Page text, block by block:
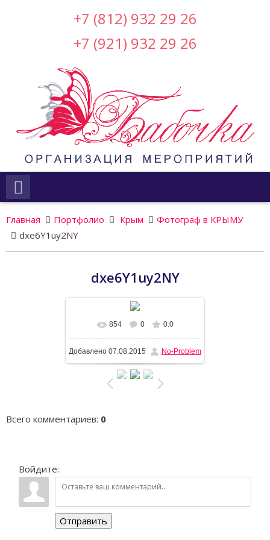
+7 (812) 932 29 26
+7 (921) 932 29 26
Главная Портфолио Крым
Фотограф в КРЫМУ
dxe6Y1uy2NY
dxe6Y1uy2NY
В реальном размере 1183x768
148.2Kb
854 0 0.0
Добавлено 07.08.2015 No-Problem
Всего комментариев: 0
Войдите:
Отправить